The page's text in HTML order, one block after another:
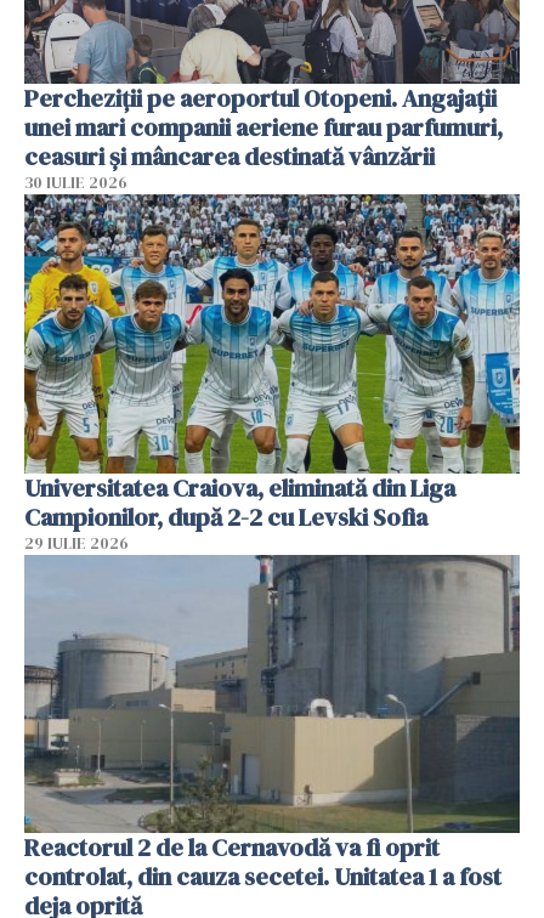
Percheziții pe aeroportul Otopeni. Angajații
unei mari companii aeriene furau parfumuri,
ceasuri și mâncarea destinată vânzării
30 IULIE 2026
Universitatea Craiova, eliminată din Liga
Campionilor, după 2-2 cu Levski Sofia
29 IULIE 2026
Reactorul 2 de la Cernavodă va fi oprit
controlat, din cauza secetei. Unitatea 1 a fost
deja oprită